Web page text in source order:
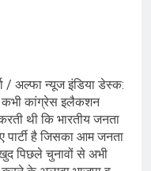
/ अल्फा न्यूज इंडिया डेस्क:
कांग्रेस इलैकशन
थी कि भारतीय जनता
पार्टी है जिसका आम जनता
पिछले चुनावों से अभी